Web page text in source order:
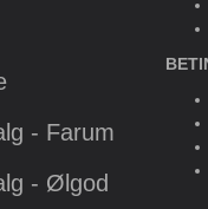
- Farum
- Ølgod